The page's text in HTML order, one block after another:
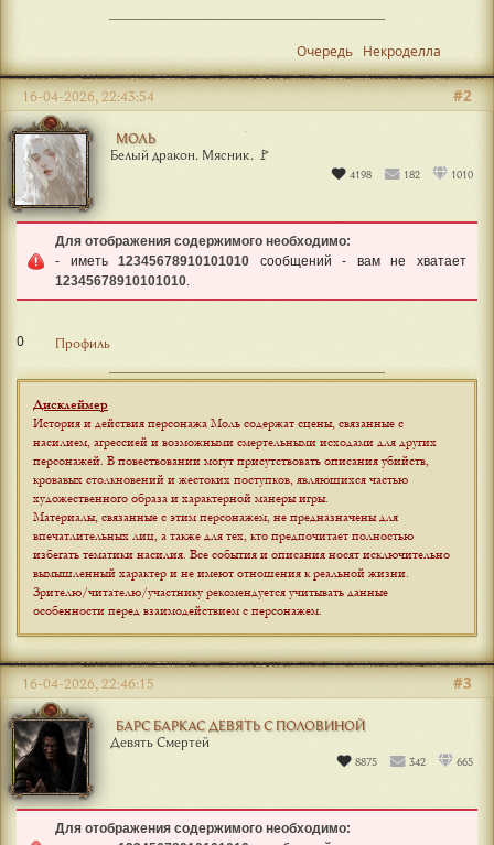
Очередь Некроделла
МОЛЬ
Белый дракон. Мясник. 🚩
4198 182 1010
#2
16-04-2026, 22:43:54
Для отображения содержимого необходимо:
- иметь12345678910101010 сообщений - вам не хватает
12345678910101010.
0 Профиль
Дисклеймер
История и действия персонажа Моль содержат сцены, связанные с
насилием, агрессией и возможными смертельными исходами для других
персонажей. В повествовании могут присутствовать описания убийств,
кровавых столкновений и жестоких поступков, являющихся частью
художественного образа и характерной манеры игры.
Материалы, связанные с этим персонажем, не предназначены для
впечатлительных лиц, а также для тех, кто предпочитает полностью
избегать тематики насилия. Все события и описания носят исключительно
вымышленный характер и не имеют отношения к реальной жизни.
Зрителю/читателю/участнику рекомендуется учитывать данные
особенности перед взаимодействием с персонажем.
БАРС БАРКАС ДЕВЯТЬ С ПОЛОВИНОЙ
Девять Смертей
8875 342 665
#3
16-04-2026, 22:46:15
Для отображения содержимого необходимо: